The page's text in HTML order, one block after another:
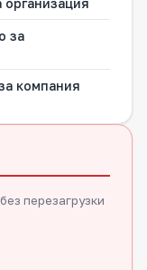
за
компания
перезагрузки